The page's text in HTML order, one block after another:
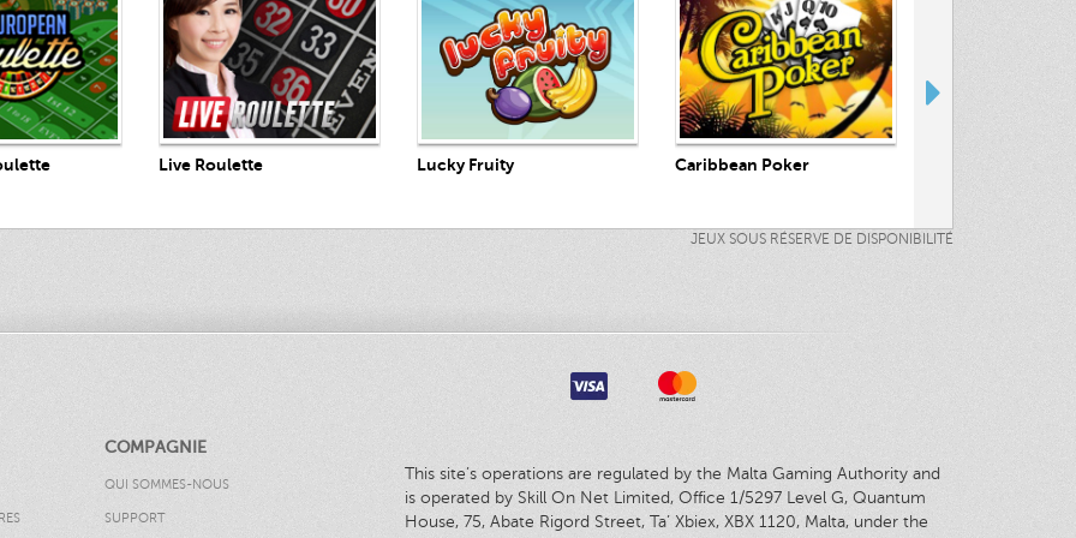
Jouez Maintenant
Live Roulette
Jouez Maintenant
Lucky Fruity
Jouez Maintenant
Caribbean Poker
JEUX SOUS RÉSERVE DE DISPONIBILITÉ
COMPAGNIE
QUI SOMMES-NOUS
SUPPORT
This site’s operations are regulated by the Malta Gaming Authority and
is operated by Skill On Net Limited, Office 1/5297 Level G, Quantum
House, 75, Abate Rigord Street, Ta’ Xbiex, XBX 1120, Malta, under the